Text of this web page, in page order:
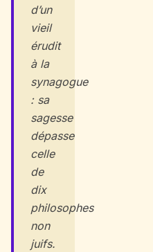
d’un
vieil
érudit
à la
synagogue
: sa
sagesse
dépasse
celle
de
dix
philosophes
non
juifs.